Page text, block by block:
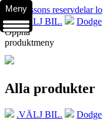
.VÄLJ BIL. Dodge
Öppna
produktmeny
Alla produkter
.VÄLJ BIL. Dodge
Meny